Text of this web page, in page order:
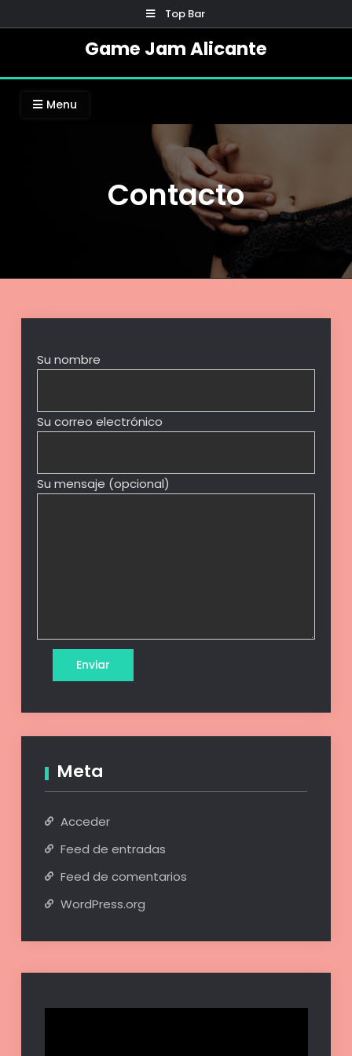
to
Top Bar
Game Jam Alicante
Menu
Contacto
Su nombre
Su correo electrónico
Su mensaje (opcional)
Meta
Acceder
Feed de entradas
Feed de comentarios
WordPress.org